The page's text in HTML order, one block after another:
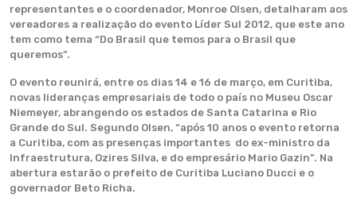
representantes e o coordenador, Monroe Olsen, detalharam aos
vereadores a realização do evento Líder Sul 2012, que este ano
tem como tema “Do Brasil que temos para o Brasil que
queremos”.
O evento reunirá, entre os dias 14 e 16 de março, em Curitiba,
novas lideranças empresariais de todo o país no Museu Oscar
Niemeyer, abrangendo os estados de Santa Catarina e Rio
Grande do Sul. Segundo Olsen, “após 10 anos o evento retorna
a Curitiba, com as presenças importantes do ex-ministro da
Infraestrutura, Ozires Silva, e do empresário Mario Gazin”. Na
abertura estarão o prefeito de Curitiba Luciano Ducci e o
governador Beto Richa.